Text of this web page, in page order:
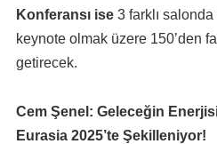
Konferansı ise3 farklı salonda
keynote olmak üzere 150’den
getirecek.
Cem Şenel: Geleceğin
Eurasia 2025’te Şekilleniyor!